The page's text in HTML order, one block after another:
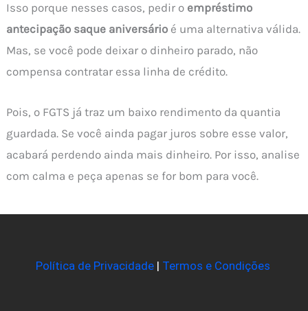
Isso porque nesses casos, pedir o empréstimo
antecipação saque aniversário é uma alternativa válida.
Mas, se você pode deixar o dinheiro parado, não
compensa contratar essa linha de crédito.
Pois, o FGTS já traz um baixo rendimento da quantia
guardada. Se você ainda pagar juros sobre esse valor,
acabará perdendo ainda mais dinheiro. Por isso, analise
com calma e peça apenas se for bom para você.
Política de Privacidade| Termos e Condições